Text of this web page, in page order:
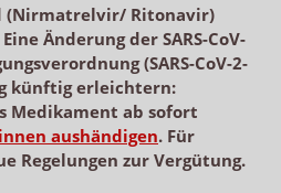
(Nirmatrelvir/ Ritonavir)
Änderung der SARS-CoV-
(SARS-CoV-2-
künftig erleichtern:
Medikament ab sofort
aushändigen. Für
Regelungen zur Vergütung.